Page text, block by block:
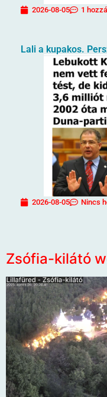
2026-08-05 1
Lali a kupakos.
2026-08-05 Nincs
Zsófia-kilátó